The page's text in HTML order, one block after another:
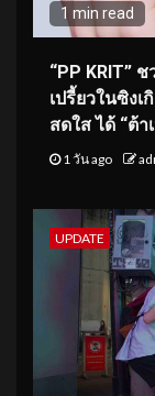
1 min read
“PP KRIT”
เปรี้ยวในซิงเ
สดใส ได้ “ต้
1 วัน ago
UPDATE